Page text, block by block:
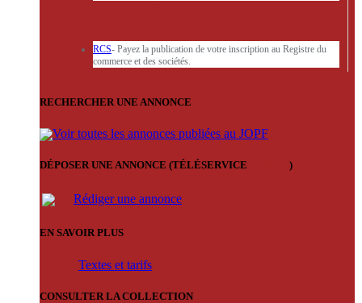
RCS- Payez la publication de votre inscription au Registre du
commerce et des sociétés.
RECHERCHER UNE ANNONCE
Voir toutes les annonces publiées au JOPF
DÉPOSER UNE ANNONCE (TÉLÉSERVICE )
Rédiger une annonce
EN SAVOIR PLUS
Textes et tarifs
CONSULTER LA COLLECTION